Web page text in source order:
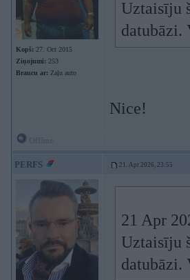
Kopš: 27. Oct 2015
Ziņojumi: 253
Braucu ar: Zaļu auto
Uztaisīju
datubāzi.
Nice!
PERFS 21. Apr 2026, 23:55
21 Apr
Uztaisīju
datubāzi.